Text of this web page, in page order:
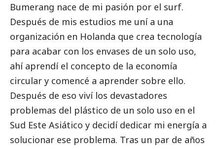
Bumerang nace de mi pasión por el surf.
Después de mis estudios me uní a una
organización en Holanda que crea tecnología
para acabar con los envases de un solo uso,
ahí aprendí el concepto de la economía
circular y comencé a aprender sobre ello.
Después de eso viví los devastadores
problemas del plástico de un solo uso en el
Sud Este Asiático y decidí dedicar mi energía a
solucionar ese problema. Tras un par de años